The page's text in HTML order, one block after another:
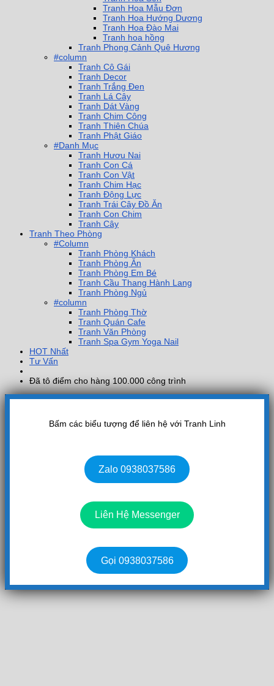
Tranh Hoa Mẫu Đơn
Tranh Hoa Hướng Dương
Tranh Hoa Đào Mai
Tranh hoa hồng
Tranh Phong Cảnh Quê Hương
#column
Tranh Cô Gái
Tranh Decor
Tranh Trắng Đen
Tranh Lá Cây
Tranh Dát Vàng
Tranh Chim Công
Tranh Thiên Chúa
Tranh Phật Giáo
#Danh Mục
Tranh Hươu Nai
Tranh Con Cá
Tranh Con Vật
Tranh Chim Hạc
Tranh Động Lực
Tranh Trái Cây Đồ Ăn
Tranh Con Chim
Tranh Cây
Tranh Theo Phòng
#Column
Tranh Phòng Khách
Tranh Phòng Ăn
Tranh Phòng Em Bé
Tranh Cầu Thang Hành Lang
Tranh Phòng Ngủ
#column
Tranh Phòng Thờ
Tranh Quán Cafe
Tranh Văn Phòng
Tranh Spa Gym Yoga Nail
HOT Nhất
Tư Vấn
Đã tô điểm cho hàng 100.000 công trình
Bấm các biểu tượng để liên hệ với Tranh Linh
Zalo 0938037586
Liên Hệ Messenger
Gọi 0938037586